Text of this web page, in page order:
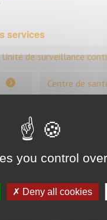
services
Unité de surveillance
Centre de
Chirurgie
et de soins en
d'Hébergement pour
you control
Deny all cookies